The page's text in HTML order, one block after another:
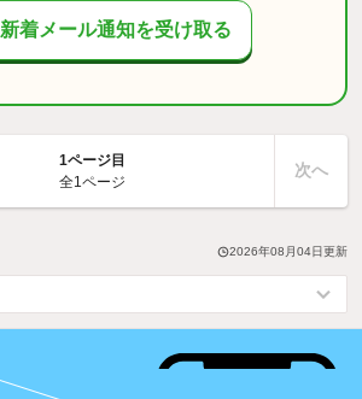
新着メール通知を受け取る
1ページ目
全1ページ
次へ
2026年08月04日更新